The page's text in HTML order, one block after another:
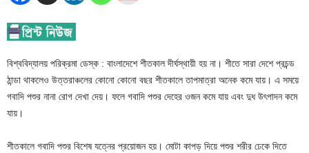
বিশ্ববিদ্যালয় পরিক্রমা ডেস্ক : বাংলাদেশে শীতকাল দীর্ঘস্থায়ী হয় না। শীতে সারা দেশে প্রচন্ড
ঠান্ডা থাকলেও উত্তরাঞ্চলের কোনো কোনো বছর শীতকালে তাপমাত্রা অনেক কমে যায়। এ সময়ে
গবাদি পশুর নানা রোগ দেখা দেয়। ফলে গবাদি পশুর দেহের ওজন কমে যায় এবং দুধ উৎপাদন কমে
যায়।
শীতকালে গবাদি পশুর বিশেষ যত্নের প্রয়োজন হয়। মোটা কাপড় দিয়ে পশুর শরীর ঢেকে দিতে